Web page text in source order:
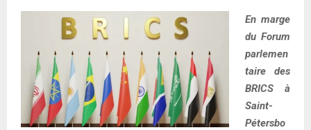
En marge
du Forum
parlemen
taire des
BRICS à
Saint-
Pétersbo